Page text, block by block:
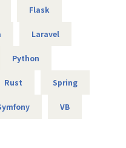
へアサイン
をする案件へアサイ
業務の経験あり
、C#、VB.NET
Flask
Laravel
Python
Rust Spring
VB